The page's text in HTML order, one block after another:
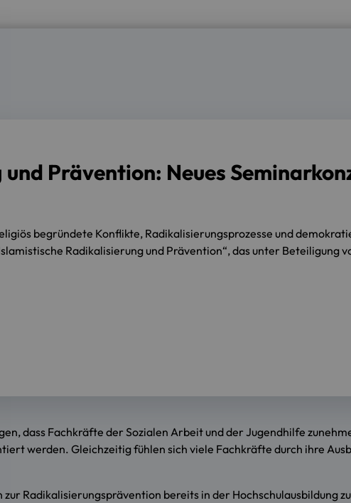
Prävention: Neues
begründete Konflikte, Radikalisierungsprozesse und
Radikalisierung und Prävention“, das unter Beteiligung
dass Fachkräfte der Sozialen Arbeit und der Jugendhilfe
werden. Gleichzeitig fühlen sich viele Fachkräfte durch ihre
Radikalisierungsprävention bereits in der Hochschulausbildung